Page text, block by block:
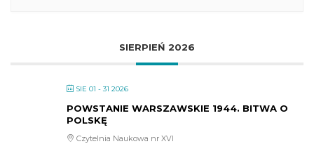
SIERPIEŃ 2026
SIE 01 - 31 2026
POWSTANIE WARSZAWSKIE 1944. BITWA O
POLSKĘ
Czytelnia Naukowa nr XVI